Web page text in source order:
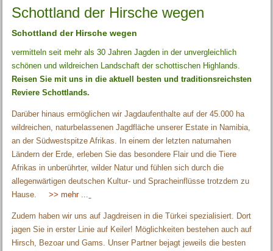
Schottland der Hirsche wegen
Schottland der Hirsche wegen
vermitteln seit mehr als 30 Jahren Jagden in der unvergleichlich
schönen und wildreichen Landschaft der schottischen Highlands.
Reisen Sie mit uns in die aktuell besten und traditionsreichsten
Reviere Schottlands.
Darüber hinaus ermöglichen wir Jagdaufenthalte auf der 45.000 ha
wildreichen, naturbelassenen Jagdfläche unserer Estate in Namibia,
an der Südwestspitze Afrikas. In einem der letzten naturnahen
Ländern der Erde, erleben Sie das besondere Flair und die Tiere
Afrikas in unberührter, wilder Natur und fühlen sich durch die
allegenwärtigen deutschen Kultur- und Spracheinflüsse trotzdem zu
Hause.>> mehr ...
Zudem haben wir uns auf Jagdreisen in die Türkei spezialisiert. Dort
jagen Sie in erster Linie auf Keiler! Möglichkeiten bestehen auch auf
Hirsch, Bezoar und Gams. Unser Partner bejagt jeweils die besten